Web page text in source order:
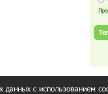
данных с использованием